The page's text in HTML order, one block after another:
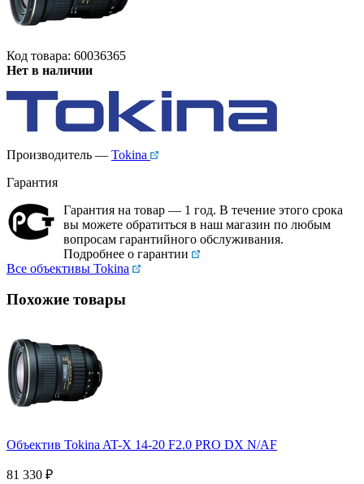
Код товара: 60036365
Нет в наличии
Производитель — Tokina
Гарантия
Гарантия на товар — 1 год. В течение этого срока
вы можете обратиться в наш магазин по любым
вопросам гарантийного обслуживания.
Подробнее о гарантии
Все объективы Tokina
Похожие товары
Объектив Tokina AT-X 14-20 F2.0 PRO DX N/AF
81 330 ₽